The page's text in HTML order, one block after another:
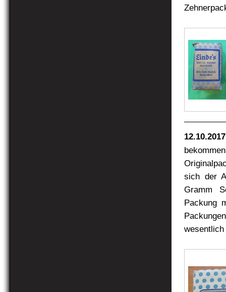
sich der
Gramm
Packung
wesentlich